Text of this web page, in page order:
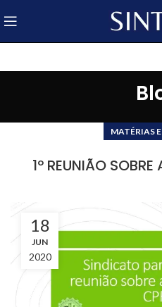
MATÉRIAS
1º REUNIÃO
18
JUN
2020